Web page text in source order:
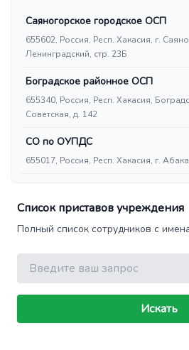
Саяногорское городское ОСП
655602, Россия, Респ. Хакасия, г.
Ленинградский, стр. 23Б
Боградское районное ОСП
655340, Россия, Респ. Хакасия,
Советская, д. 142
СО по ОУПДС
655017, Россия, Респ. Хакасия, г.
Список приставов учреждения
Полный список сотрудников с
Поиск
Искать